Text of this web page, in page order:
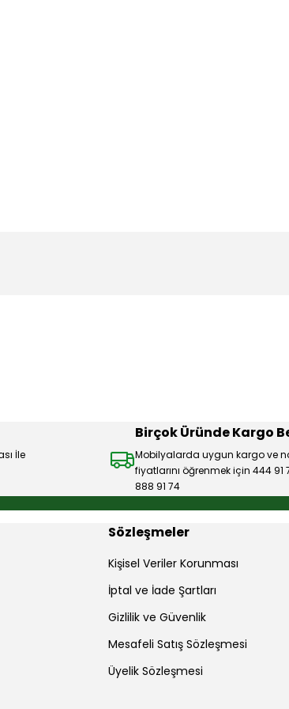
İle
Birçok Üründe Kargo
Mobilyalarda uygun kargo ve
fiyatlarını öğrenmek için 444 91
888 91 74
Sözleşmeler
Kişisel Veriler Korunması
İptal ve İade Şartları
Gizlilik ve Güvenlik
Mesafeli Satış Sözleşmesi
Üyelik Sözleşmesi